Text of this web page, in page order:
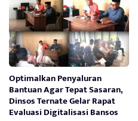
Optimalkan Penyaluran
Bantuan Agar Tepat Sasaran,
Dinsos Ternate Gelar Rapat
Evaluasi Digitalisasi Bansos